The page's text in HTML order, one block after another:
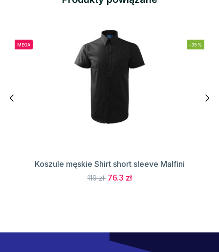
MEGA -35%
Koszule męskie Shirt short sleeve Malfini
119 zł 76.3 zł